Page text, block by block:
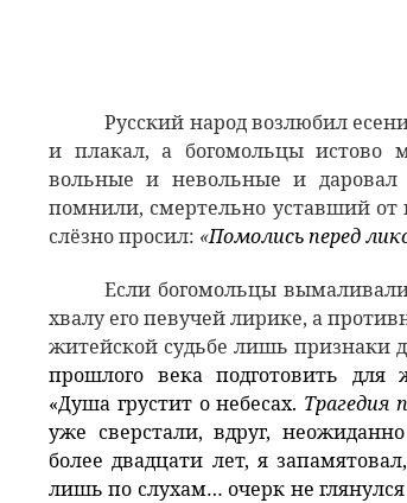
Русский народ возлюбил
и плакал, а богомольцы истово
вольные и невольные и
помнили, смертельно уставший от
слёзно просил: «Помолись перед
Если богомольцы
хвалу его певучей лирике, а
житейской судьбе лишь признаки
прошлого века подготовить для
«Душа грустит о небесах. Трагедия
уже сверстали, вдруг,
более двадцати лет, я
лишь по слухам… очерк не